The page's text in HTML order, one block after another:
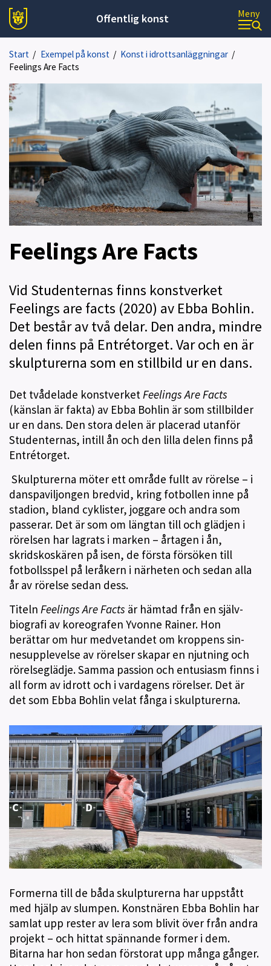
Offentlig konst Meny
Start / Exempel på konst/ Konst i idrottsanläggningar /
Feelings Are Facts
Feelings Are Facts
Vid Studenternas finns konstverket
Feelings are facts (2020) av Ebba Bohlin.
Det består av två delar. Den andra, mindre
delen finns på Entrétorget. Var och en är
skulpturerna som en stillbild ur en dans.
Det tvådelade konstverketFeelings Are Facts
(känslan är fakta) av Ebba Bohlin är som stillbilder
ur en dans. Den stora delen är placerad utanför
Studenternas, intill ån och den lilla delen finns på
Entrétorget.
Skulpturerna möter ett område fullt av rörelse – i
danspaviljongen bredvid, kring fotbollen inne på
stadion, bland cyklister, joggare och an­dra som
passerar. Det är som om längtan till och glädjen i
rörelsen har lagrats i marken – årtagen i ån,
skridskoskären på isen, de första försöken till
fotbollsspel på leråkern i närheten och sedan alla
år av rörelse sedan dess.
Titeln Feelings Are Facts är hämtad från en själv­
biografi av koreografen Yvonne Rainer. Hon
berättar om hur medvetandet om kroppens sin­
nesupplevelse av rörelser skapar en njutning och
rörelseglädje. Samma passion och entusiasm finns i
all form av idrott och i vardagens rörelser. Det är
det som Ebba Bohlin velat fånga i skulpturer­na.
Formerna till de båda skulpturerna har uppstått
med hjälp av slumpen. Konstnären Ebba Bohlin har
samlat upp rester av lera som blivit över från andra
projekt – och hittat spännande former i dem.
Bitarna har hon sedan förstorat upp många gånger.